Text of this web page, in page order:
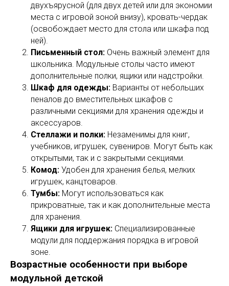
двухъярусной (для двух детей или для экономии
места с игровой зоной внизу), кровать-чердак
(освобождает место для стола или шкафа под
ней).
Письменный стол: Очень важный элемент для
школьника. Модульные столы часто имеют
дополнительные полки, ящики или надстройки.
Шкаф для одежды: Варианты от небольших
пеналов до вместительных шкафов с
различными секциями для хранения одежды и
аксессуаров.
Стеллажи и полки: Незаменимы для книг,
учебников, игрушек, сувениров. Могут быть как
открытыми, так и с закрытыми секциями.
Комод: Удобен для хранения белья, мелких
игрушек, канцтоваров.
Тумбы: Могут использоваться как
прикроватные, так и как дополнительные места
для хранения.
Ящики для игрушек: Специализированные
модули для поддержания порядка в игровой
зоне.
Возрастные особенности при выборе
модульной детской